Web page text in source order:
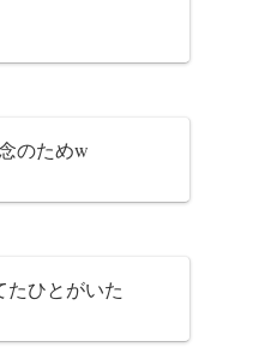
のためw
たひとがいた